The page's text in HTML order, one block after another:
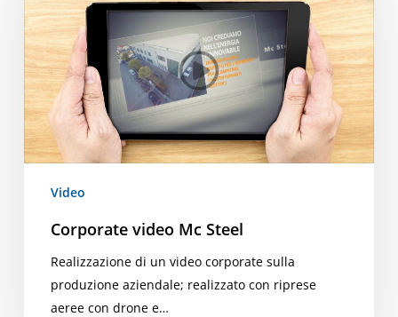
Steel
Video
Corporate video Mc Steel
Realizzazione di un video corporate sulla
produzione aziendale; realizzato con riprese
aeree con drone e…